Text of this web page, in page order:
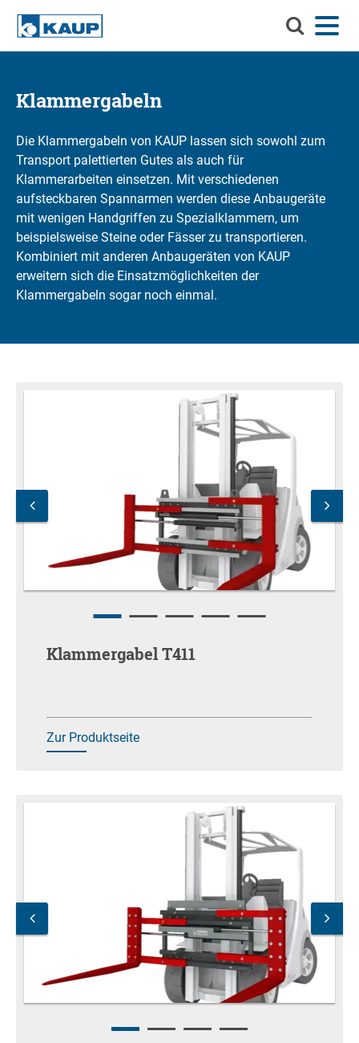
Sie
Suchen
Menü
Sprache
Kontakt Login
Service
Info-Center
Unternehmen
Karriere
Klammergabeln
Die Klammergabeln von KAUP lassen sich sowohl zum
Transport palettierten Gutes als auch für
Klammerarbeiten einsetzen. Mit verschiedenen
aufsteckbaren Spannarmen werden diese Anbaugeräte
mit wenigen Handgriffen zu Spezialklammern, um
beispielsweise Steine oder Fässer zu transportieren.
Kombiniert mit anderen Anbaugeräten von KAUP
erweitern sich die Einsatzmöglichkeiten der
Klammergabeln sogar noch einmal.
Klammergabel T411
Zur Produktseite